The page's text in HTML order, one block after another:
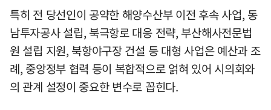
특히 전 당선인이 공약한 해양수산부 이전 후속 사업, 동
남투자공사 설립, 북극항로 대응 전략, 부산해사전문법
원 설립 지원, 북항야구장 건설 등 대형 사업은 예산과 조
례, 중앙정부 협력 등이 복합적으로 얽혀 있어 시의회와
의 관계 설정이 중요한 변수로 꼽힌다.